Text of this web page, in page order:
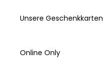
Unsere Geschenkkarten
Online Only